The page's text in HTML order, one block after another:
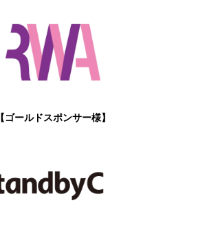
【ゴールドスポンサー様】